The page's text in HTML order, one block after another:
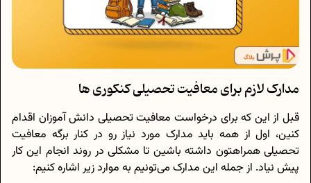
مدارک لازم برای معافیت تحصیلی کنکوری ها
قبل از این که برای درخواست معافیت تحصیلی دانش آموزان اقدام
کنین، اول از همه باید مدارک مورد نیاز رو در کنار برگه معافیت
تحصیلی همراهتون داشته باشین تا مشکلی در روند انجام این کار
پیش نیاد. از جمله این مدارک می‌تونیم به موارد زیر اشاره کنیم: